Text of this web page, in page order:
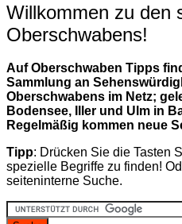
Willkommen zu den
Oberschwabens!
Auf Oberschwaben Tipps
Sammlung an
Oberschwabens im Netz;
Bodensee, Iller und Ulm in
Regelmäßig kommen neue
Tipp: Drücken Sie die Tasten
spezielle Begriffe zu finden!
seiteninterne Suche.